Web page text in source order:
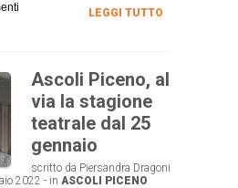
LEGGI TUTTO
Ascoli Piceno, al
via la stagione
teatrale dal 25
gennaio
scritto da Piersandra Dragoni
2022 - in ASCOLI PICENO